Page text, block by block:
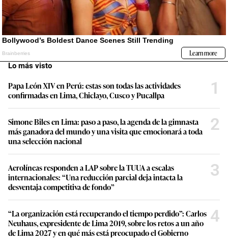
Lo más visto
Papa León XIV en Perú: estas son todas las actividades
confirmadas en Lima, Chiclayo, Cusco y Pucallpa
1
Simone Biles en Lima: paso a paso, la agenda de la gimnasta
más ganadora del mundo y una visita que emocionará a toda
una selección nacional
2
Aerolíneas responden a LAP sobre la TUUA a escalas
internacionales: “Una reducción parcial deja intacta la
desventaja competitiva de fondo”
3
“La organización está recuperando el tiempo perdido”: Carlos
Neuhaus, expresidente de Lima 2019, sobre los retos a un año
de Lima 2027 y en qué más está preocupado el Gobierno
4